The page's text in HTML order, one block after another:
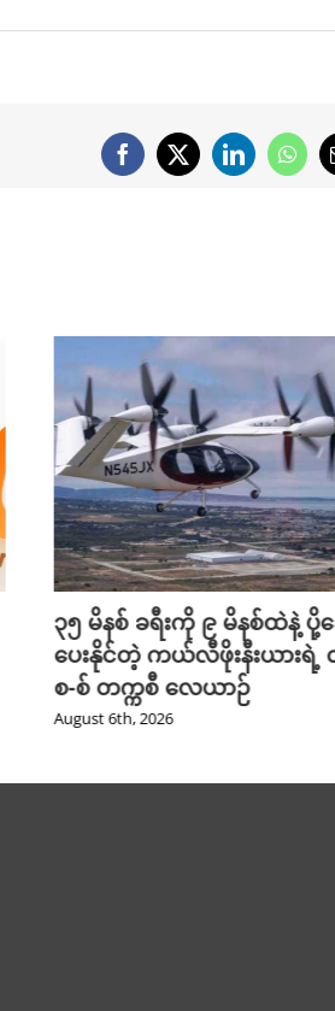
Facebook
X LinkedIn
၃၅ မိနစ် ခရီးကို ၉ မိနစ်ထဲနဲ့ ပို့
ပေးနိုင်တဲ့ ကယ်လီဖိုးနီးယားရဲ့
စ-စ် တက္ကစီ လေယာဉ်
August 6th, 2026